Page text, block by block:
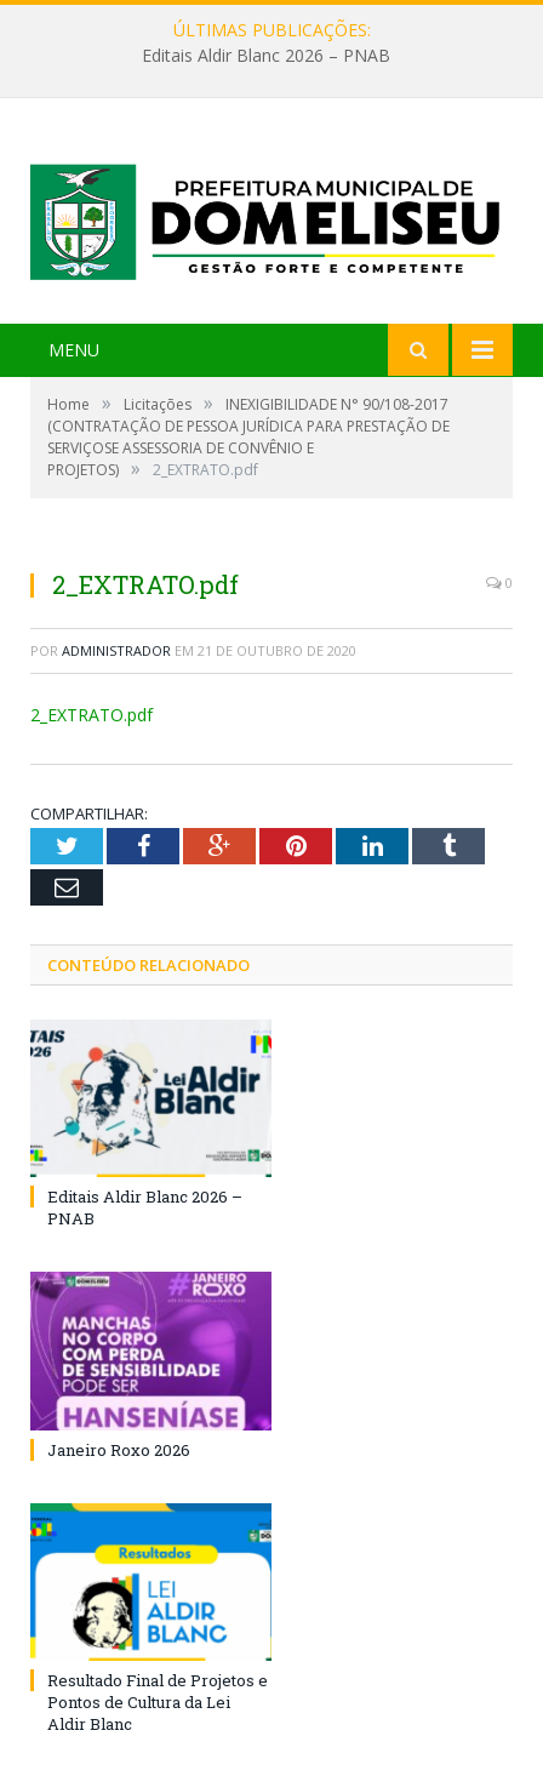
ÚLTIMAS PUBLICAÇÕES:
Editais Aldir Blanc 2026 – PNAB
MENU
Home » Licitações »
INEXIGIBILIDADE N° 90/108-2017
(CONTRATAÇÃO DE PESSOA JURÍDICA PARA PRESTAÇÃO DE
SERVIÇOSE ASSESSORIA DE CONVÊNIO E
PROJETOS) » 2_EXTRATO.pdf
2_EXTRATO.pdf 0
POR ADMINISTRADOR EM 21 DE OUTUBRO DE 2020
2_EXTRATO.pdf
COMPARTILHAR:
TwitterFacebookGoogle+PinterestLinkedInTumblr
Email
CONTEÚDO RELACIONADO
Editais Aldir Blanc 2026 –
PNAB
Janeiro Roxo 2026
Resultado Final de Projetos e
Pontos de Cultura da Lei
Aldir Blanc